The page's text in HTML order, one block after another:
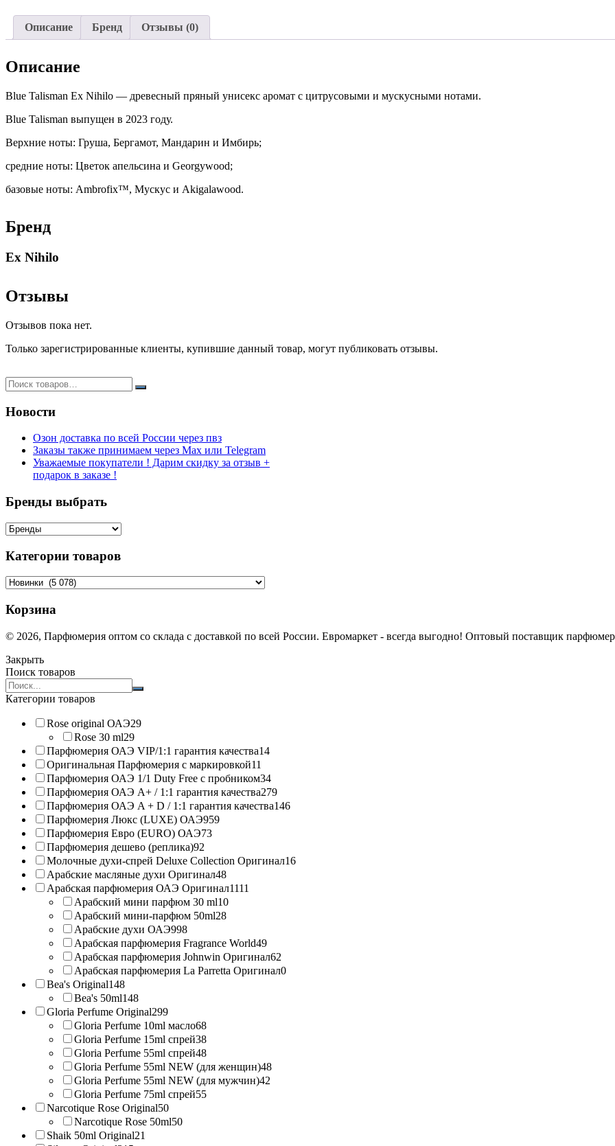
Описание Бренд Отзывы (0)
Описание
Blue Talisman Ex Nihilo — древесный пряный унисекс аромат с цитрусовыми и мускусными нотами.
Blue Talisman выпущен в 2023 году.
Верхние ноты: Груша, Бергамот, Мандарин и Имбирь;
средние ноты: Цветок апельсина и Georgywood;
базовые ноты: Ambrofix™, Мускус и Akigalawood.
Бренд
Ex Nihilo
Отзывы
Отзывов пока нет.
Только зарегистрированные клиенты, купившие данный товар, могут публиковать отзывы.
Новости
Озон доставка по всей России через пвз
Заказы также принимаем через Max или Telegram
Уважаемые покупатели ! Дарим скидку за отзыв +
подарок в заказе !
Бренды выбрать
Категории товаров
Корзина
© 2026, Парфюмерия оптом со склада с доставкой по всей России. Евромаркет - всегда выгодно! Оптовый поставщик
Закрыть
Поиск товаров
Search
products:
Категории товаров
Rose original ОАЭ29
Rose 30 ml29
Парфюмерия ОАЭ VIP/1:1 гарантия качества14
Оригинальная Парфюмерия с маркировкой11
Парфюмерия ОАЭ 1/1 Duty Free с пробником34
Парфюмерия ОАЭ A+ / 1:1 гарантия качества279
Парфюмерия ОАЭ A + D / 1:1 гарантия качества146
Парфюмерия Люкс (LUXE) ОАЭ959
Парфюмерия Евро (EURO) ОАЭ73
Парфюмерия дешево (реплика)92
Молочные духи-спрей Deluxe Collection Оригинал16
Арабские масляные духи Оригинал48
Арабская парфюмерия ОАЭ Оригинал1111
Арабский мини парфюм 30 ml10
Арабский мини-парфюм 50ml28
Арабские духи ОАЭ998
Арабская парфюмерия Fragrance World49
Арабская парфюмерия Johnwin Оригинал62
Арабская парфюмерия La Parretta Оригинал0
Bea's Original148
Bea's 50ml148
Gloria Perfume Original299
Gloria Perfume 10ml масло68
Gloria Perfume 15ml спрей38
Gloria Perfume 55ml спрей48
Gloria Perfume 55ml NEW (для женщин)48
Gloria Perfume 55ml NEW (для мужчин)42
Gloria Perfume 75ml спрей55
Narcotique Rose Original50
Narcotique Rose 50ml50
Shaik 50ml Original21